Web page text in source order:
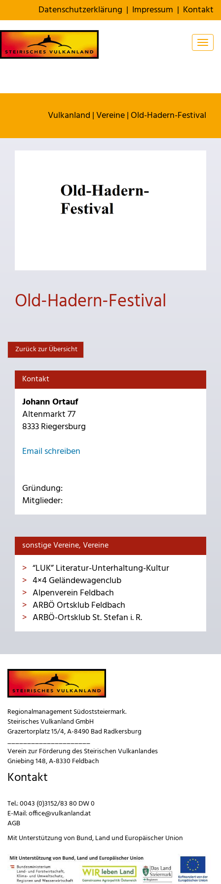
Datenschutzerklärung | Impressum | Kontakt
Vulkanland |Vereine|Old-Hadern-Festival
Old-Hadern-Festival
Zurück zur Übersicht
Kontakt
Johann Ortauf
Altenmarkt 77
8333 Riegersburg
Email schreiben
Gründung:
Mitglieder:
sonstige Vereine, Vereine
“LUK” Literatur-Unterhaltung-Kultur
4×4 Geländewagenclub
Alpenverein Feldbach
ARBÖ Ortsklub Feldbach
ARBÖ-Ortsklub St. Stefan i. R.
Regionalmanagement Südoststeiermark.
Steirisches Vulkanland GmbH
Grazertorplatz 15/4, A-8490 Bad Radkersburg
_____________________
Verein zur Förderung des Steirischen Vulkanlandes
Gniebing 148, A-8330 Feldbach
Kontakt
Tel.:0043 (0)3152/83 80 DW 0
E-Mail:office@vulkanland.at
AGB
Mit Unterstützung von Bund,Land und Europäischer Union